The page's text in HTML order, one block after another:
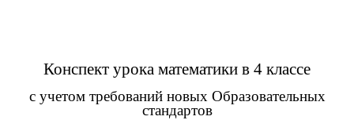
Конспект урока математики в 4 классе
с учетом требований новых Образовательных
стандартов